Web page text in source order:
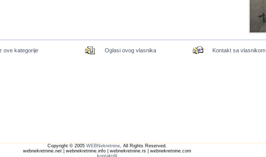
ove kategorije Oglasi ovog vlasnika Kontakt sa vlasnikom
Copyright © 2005 WEBNekretnine, All Rights Reserved.
webnekretnine.net | webnekretnine.info | webnekretnine.rs | webnekretnine.com
kontakt@